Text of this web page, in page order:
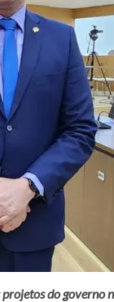
do governo